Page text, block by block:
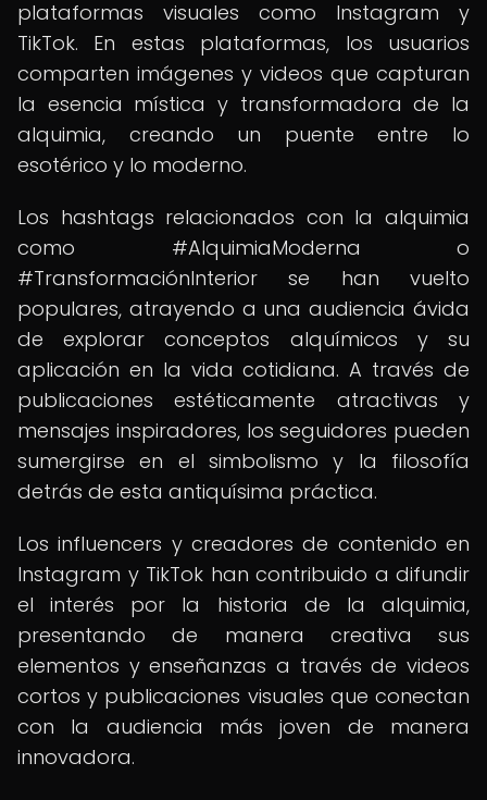
plataformas visuales como Instagram y
TikTok. En estas plataformas, los usuarios
comparten imágenes y videos que capturan
la esencia mística y transformadora de la
alquimia, creando un puente entre lo
esotérico y lo moderno.
Los hashtags relacionados con la alquimia
como #AlquimiaModerna o
#TransformaciónInterior se han vuelto
populares, atrayendo a una audiencia ávida
de explorar conceptos alquímicos y su
aplicación en la vida cotidiana. A través de
publicaciones estéticamente atractivas y
mensajes inspiradores, los seguidores pueden
sumergirse en el simbolismo y la filosofía
detrás de esta antiquísima práctica.
Los influencers y creadores de contenido en
Instagram y TikTok han contribuido a difundir
el interés por la historia de la alquimia,
presentando de manera creativa sus
elementos y enseñanzas a través de videos
cortos y publicaciones visuales que conectan
con la audiencia más joven de manera
innovadora.